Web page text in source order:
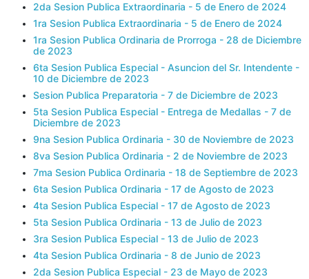
2da Sesion Publica Extraordinaria - 5 de Enero de 2024
1ra Sesion Publica Extraordinaria - 5 de Enero de 2024
1ra Sesion Publica Ordinaria de Prorroga - 28 de Diciembre
de 2023
6ta Sesion Publica Especial - Asuncion del Sr. Intendente -
10 de Diciembre de 2023
Sesion Publica Preparatoria - 7 de Diciembre de 2023
5ta Sesion Publica Especial - Entrega de Medallas - 7 de
Diciembre de 2023
9na Sesion Publica Ordinaria - 30 de Noviembre de 2023
8va Sesion Publica Ordinaria - 2 de Noviembre de 2023
7ma Sesion Publica Ordinaria - 18 de Septiembre de 2023
6ta Sesion Publica Ordinaria - 17 de Agosto de 2023
4ta Sesion Publica Especial - 17 de Agosto de 2023
5ta Sesion Publica Ordinaria - 13 de Julio de 2023
3ra Sesion Publica Especial - 13 de Julio de 2023
4ta Sesion Publica Ordinaria - 8 de Junio de 2023
2da Sesion Publica Especial - 23 de Mayo de 2023